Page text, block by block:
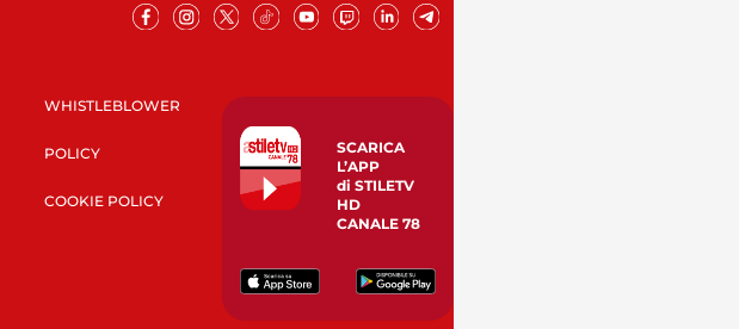
WHISTLEBLOWER
POLICY
COOKIE POLICY
SCARICA
L’APP
di STILETV
HD
CANALE 78